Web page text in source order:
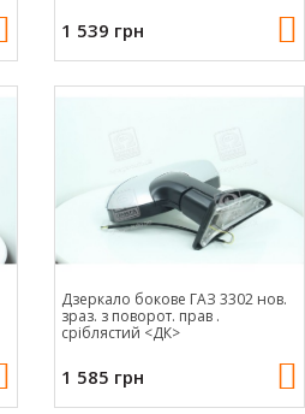
1 539 грн
Дзеркало бокове ГАЗ 3302 нов.
зраз. з поворот. прав .
сріблястий <ДК>
1 585 грн